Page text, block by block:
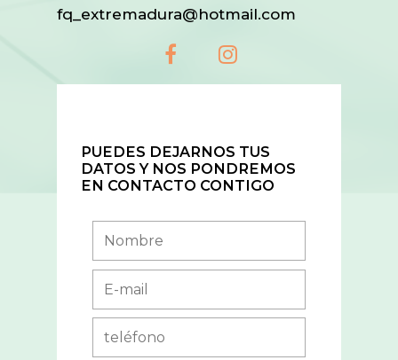
fq_extremadura@hotmail.com
PUEDES DEJARNOS TUS
DATOS Y NOS PONDREMOS
EN CONTACTO CONTIGO